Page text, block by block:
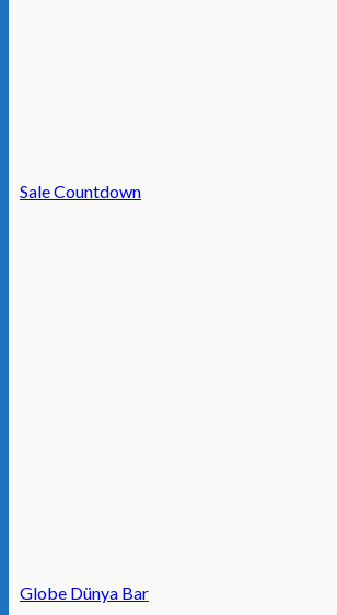
Sale Countdown
Globe Dünya Bar